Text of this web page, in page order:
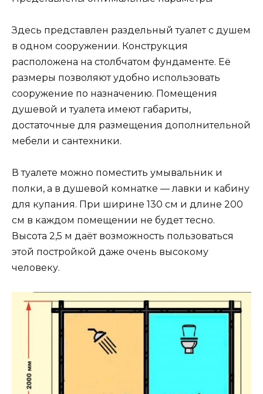
Здесь представлен раздельный туалет с душем
в одном сооружении. Конструкция
расположена на столбчатом фундаменте. Её
размеры позволяют удобно использовать
сооружение по назначению. Помещения
душевой и туалета имеют габариты,
достаточные для размещения дополнительной
мебели и сантехники.
В туалете можно поместить умывальник и
полки, а в душевой комнатке — лавки и кабину
для купания. При ширине 130 см и длине 200
см в каждом помещении не будет тесно.
Высота 2,5 м даёт возможность пользоваться
этой постройкой даже очень высокому
человеку.